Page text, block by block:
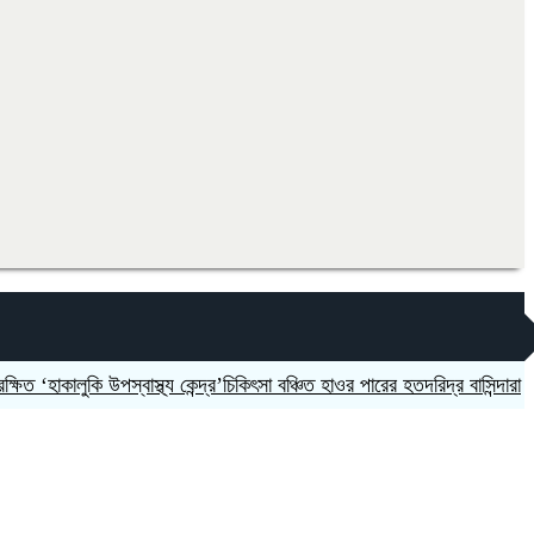
উপস্বাস্থ্য কেন্দ্র’চিকিৎসা বঞ্চিত হাওর পারের হতদরিদ্র বাসিন্দারা দলকে